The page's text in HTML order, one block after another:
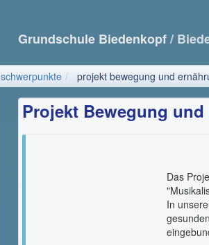
Grundschule Biedenkopf/
schwerpunkte projekt bewegung und
Projekt Bewegung
Das
In